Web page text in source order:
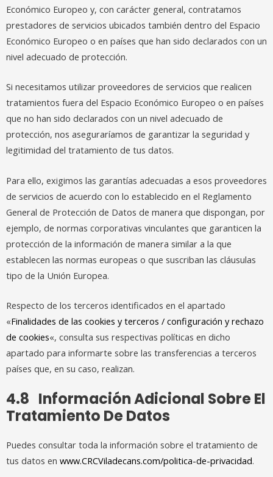
Económico Europeo y, con carácter general, contratamos
prestadores de servicios ubicados también dentro del Espacio
Económico Europeo o en países que han sido declarados con un
nivel adecuado de protección.
Si necesitamos utilizar proveedores de servicios que realicen
tratamientos fuera del Espacio Económico Europeo o en países
que no han sido declarados con un nivel adecuado de
protección, nos aseguraríamos de garantizar la seguridad y
legitimidad del tratamiento de tus datos.
Para ello, exigimos las garantías adecuadas a esos proveedores
de servicios de acuerdo con lo establecido en el Reglamento
General de Protección de Datos de manera que dispongan, por
ejemplo, de normas corporativas vinculantes que garanticen la
protección de la información de manera similar a la que
establecen las normas europeas o que suscriban las cláusulas
tipo de la Unión Europea.
Respecto de los terceros identificados en el apartado
«Finalidades de las cookies y terceros / configuración y rechazo
de cookies«, consulta sus respectivas políticas en dicho
apartado para informarte sobre las transferencias a terceros
países que, en su caso, realizan.
4.8 Información Adicional Sobre El
Tratamiento De Datos
Puedes consultar toda la información sobre el tratamiento de
tus datos en www.CRCViladecans.com/politica-de-privacidad.